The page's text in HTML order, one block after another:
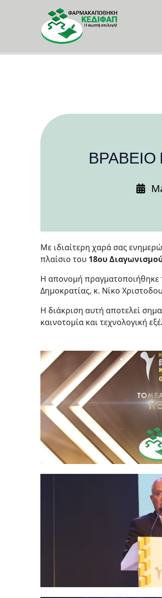
ΒΡΑΒΕΙΟ
Με ιδιαίτερη χαρά σας
πλαίσιο του 18ου
Η απονομή πραγματοποιήθηκε
Δημοκρατίας, κ. Νίκο
Η διάκριση αυτή αποτελεί
καινοτομία και τεχνολογική